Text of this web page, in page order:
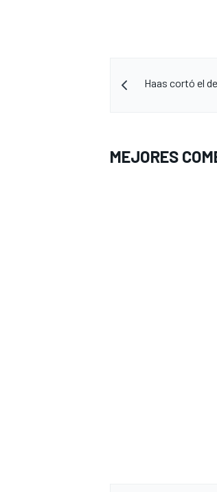
Haas cortó el
MEJORES